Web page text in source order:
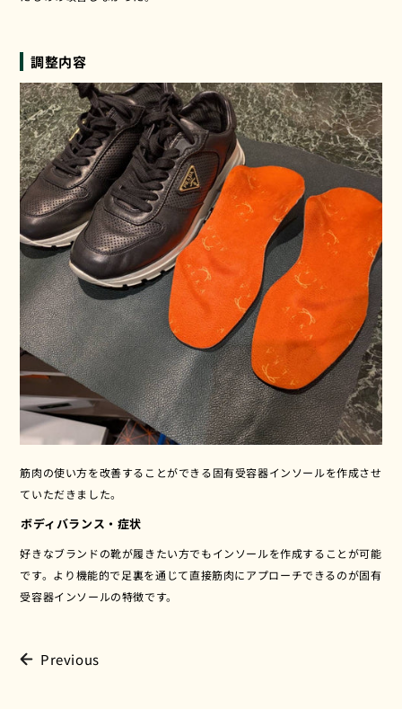
調整内容
筋肉の使い方を改善することができる固有受容器インソールを作成させ
ていただきました。
️ボディバランス・症状
好きなブランドの靴が履きたい方でもインソールを作成することが可能
です。より機能的で足裏を通じて直接筋肉にアプローチできるのが固有
受容器インソールの特徴です。
Previous